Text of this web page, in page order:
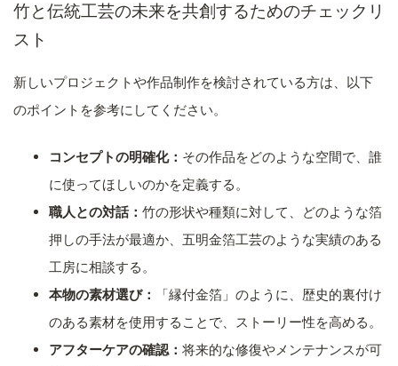
竹と伝統工芸の未来を共創するためのチェックリ
スト
新しいプロジェクトや作品制作を検討されている方は、以下
のポイントを参考にしてください。
コンセプトの明確化： その作品をどのような空間で、誰
に使ってほしいのかを定義する。
職人との対話： 竹の形状や種類に対して、どのような箔
押しの手法が最適か、五明金箔工芸のような実績のある
工房に相談する。
本物の素材選び：
「縁付金箔」のように、歴史的裏付け
のある素材を使用することで、ストーリー性を高める。
アフターケアの確認： 将来的な修復やメンテナンスが可